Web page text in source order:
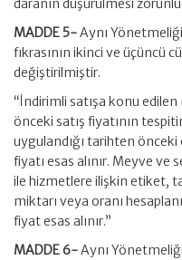
MADDE 5-Aynı
fıkrasının ikinci ve üçüncü
değiştirilmiştir.
“İndirimli satışa konu
önceki satış fiyatının
uygulandığı tarihten
fiyatı esas alınır. Meyve ve
ile hizmetlere ilişkin etiket,
miktarı veya oranı
fiyat esas alınır.”
MADDE 6-Aynı